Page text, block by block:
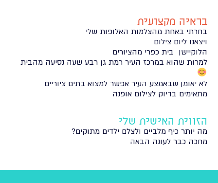
בראיה מקצועית
בחרתי באחת מהצלמות האלופות שלי
ויצאנו ליום צילום
הלוקיישן בית כפרי מהציורים
למרות שהוא במרכז העיר רמת גן רבע שעה נסיעה מהבית
לא יאומן שבאמצע העיר אפשר למצוא בתים ציוריים
מתאימים בדיוק לצילום אופנה
הזווית האישית שלי
מה יותר כיף מלביים ולצלם ילדים מתוקים?
מחכה כבר לעונה הבאה